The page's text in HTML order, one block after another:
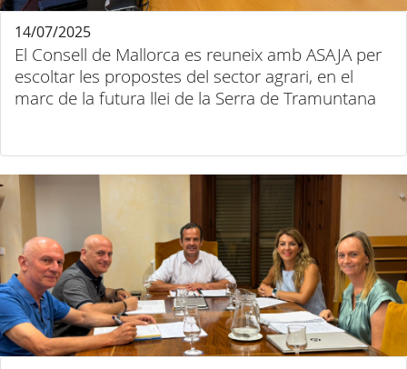
El Consell de Mallorca es reuneix amb ASAJA per
escoltar les propostes del sector agrari, en el
marc de la futura llei de la Serra de Tramuntana
14/07/2025